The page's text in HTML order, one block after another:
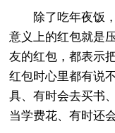
除了吃年夜饭，
意义上的红包就是
友的红包，都表示
红包时心里都有说
具、有时会去买书
当学费花、有时还